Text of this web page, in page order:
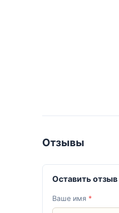
Отзывы
Оставить отзыв
Ваше имя *